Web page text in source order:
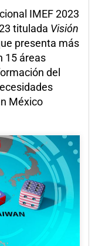
IMEF 2023
titulada Visión
presenta más
15 áreas
del
México